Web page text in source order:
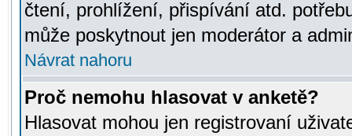
čtení, prohlížení, přispívání atd.
může poskytnout jen moderátor a
Návrat nahoru
Proč nemohu hlasovat v anketě?
Hlasovat mohou jen registrovaní